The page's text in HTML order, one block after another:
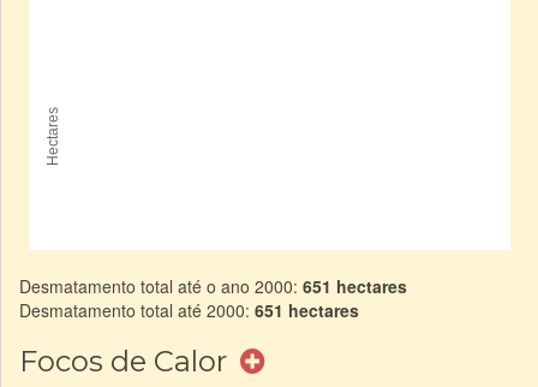
Desmatamento total até o ano 2000: 651 hectares
Desmatamento total até 2000: 651 hectares
Focos de Calor